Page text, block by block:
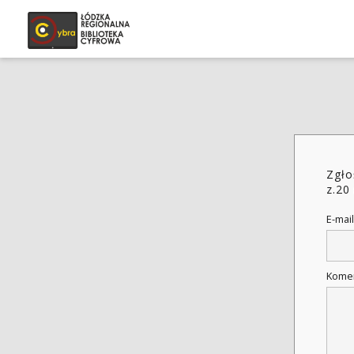
z.20
E-mail